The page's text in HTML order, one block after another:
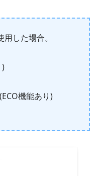
した場合。
)
機能あり)